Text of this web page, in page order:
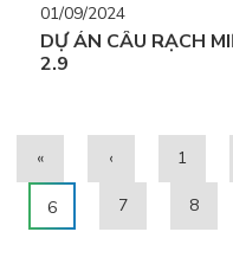
01/09/2024
DỰ ÁN CẦU RẠCH
2.9
« ‹ 1
6 7 8